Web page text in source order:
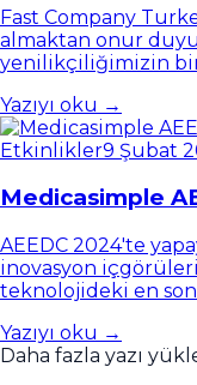
Fast Company
almaktan onur
yenilikçiliğimizin
Yazıyı oku →
Etkinlikler9 Şubat
Medicasimple
AEEDC 2024'te
inovasyon
teknolojideki en
Yazıyı oku →
Daha fazla yazı